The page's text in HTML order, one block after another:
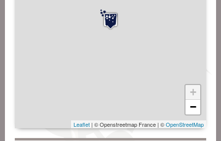
+
−
Leaflet | © Openstreetmap France | ©OpenStreetMap